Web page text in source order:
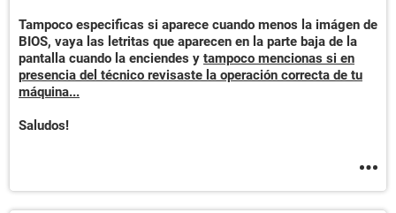
Tampoco especificas si aparece cuando menos la imágen de
BIOS, vaya las letritas que aparecen en la parte baja de la
pantalla cuando la enciendes y tampoco mencionas si en
presencia del técnico revisaste la operación correcta de tu
máquina...
Saludos!